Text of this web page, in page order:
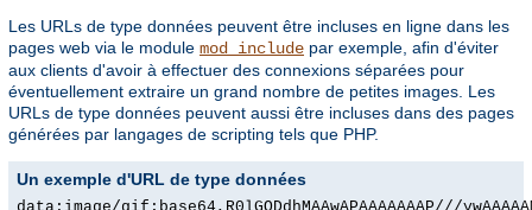
Les URLs de type données peuvent être incluses en ligne dans les
pages web via le module mod_include par exemple, afin d'éviter
aux clients d'avoir à effectuer des connexions séparées pour
éventuellement extraire un grand nombre de petites images. Les
URLs de type données peuvent aussi être incluses dans des pages
générées par langages de scripting tels que PHP.
Un exemple d'URL de type données